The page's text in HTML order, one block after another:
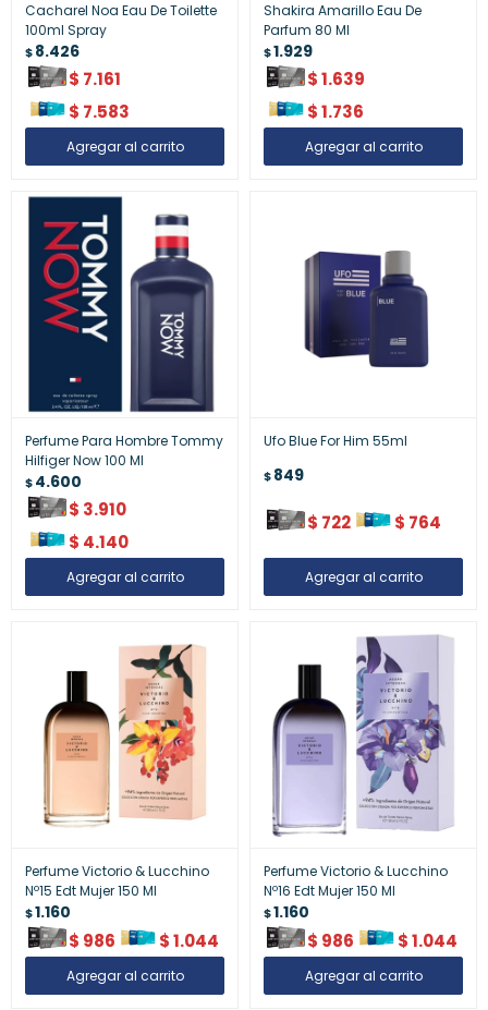
Cacharel Noa Eau De Toilette
100ml Spray
$8.426
$ 7.161
$ 7.583
Shakira Amarillo Eau De
Parfum 80 Ml
$1.929
$1.639
$1.736
Perfume Para Hombre Tommy
Hilfiger Now 100 Ml
$4.600
$ 3.910
$ 4.140
Ufo Blue For Him 55ml
$849
$ 722 $ 764
Perfume Victorio & Lucchino
Nº15 Edt Mujer 150 Ml
$1.160
$ 986 $1.044
Perfume Victorio & Lucchino
Nº16 Edt Mujer 150 Ml
$1.160
$ 986 $1.044